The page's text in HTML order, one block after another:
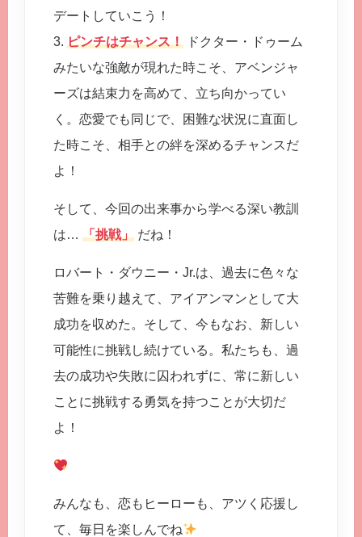
デートしていこう！
3. ピンチはチャンス！ ドクター・ドゥーム
みたいな強敵が現れた時こそ、アベンジャ
ーズは結束力を高めて、立ち向かってい
く。恋愛でも同じで、困難な状況に直面し
た時こそ、相手との絆を深めるチャンスだ
よ！
そして、今回の出来事から学べる深い教訓
は… 「挑戦」 だね！
ロバート・ダウニー・Jr.は、過去に色々な
苦難を乗り越えて、アイアンマンとして大
成功を収めた。そして、今もなお、新しい
可能性に挑戦し続けている。私たちも、過
去の成功や失敗に囚われずに、常に新しい
ことに挑戦する勇気を持つことが大切だ
よ！
みんなも、恋もヒーローも、アツく応援し
て、毎日を楽しんでね